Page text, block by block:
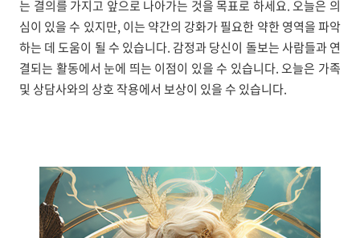
는 결의를 가지고 앞으로 나아가는 것을 목표로 하세요. 오늘은 의
심이 있을 수 있지만, 이는 약간의 강화가 필요한 약한 영역을 파악
하는 데 도움이 될 수 있습니다. 감정과 당신이 돌보는 사람들과 연
결되는 활동에서 눈에 띄는 이점이 있을 수 있습니다. 오늘은 가족
및 상담사와의 상호 작용에서 보상이 있을 수 있습니다.